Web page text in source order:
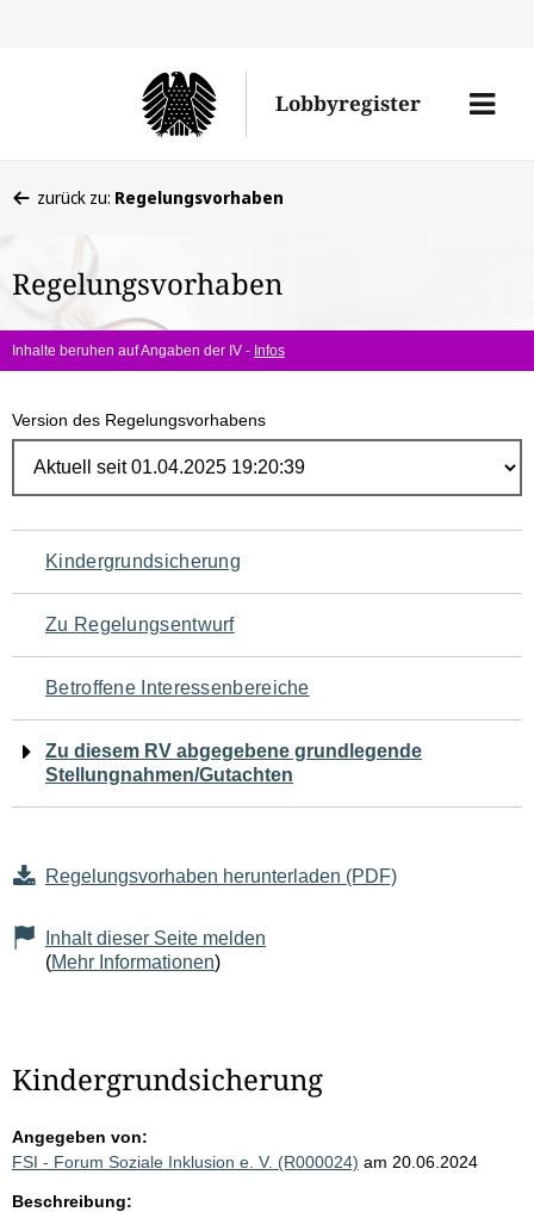
Lobbyregister
Menü
befinden
hier:
zurück zu: Regelungsvorhaben
Regelungsvorhaben
Inhalte beruhen auf Angaben der IV - Infos
Version des Regelungsvorhabens
Navigation
für
den
Seiteninhalt
Kindergrundsicherung
Zu Regelungsentwurf
Betroffene Interessenbereiche
Zu diesem RV abgegebene grundlegende
Stellungnahmen/Gutachten
Regelungsvorhaben herunterladen (PDF)
Inhalt dieser Seite melden
(Mehr Informationen)
Kindergrundsicherung
Angegeben von:
FSI - Forum Soziale Inklusion e. V. (R000024) am 20.06.2024
Beschreibung: